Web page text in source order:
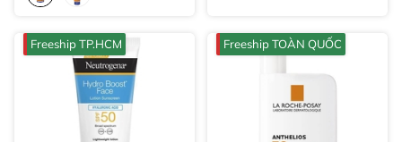
Freeship TP.HCM Freeship TOÀN QUỐC